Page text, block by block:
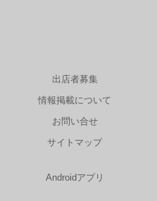
出店者募集
情報掲載について
お問い合せ
サイトマップ
Androidアプリ